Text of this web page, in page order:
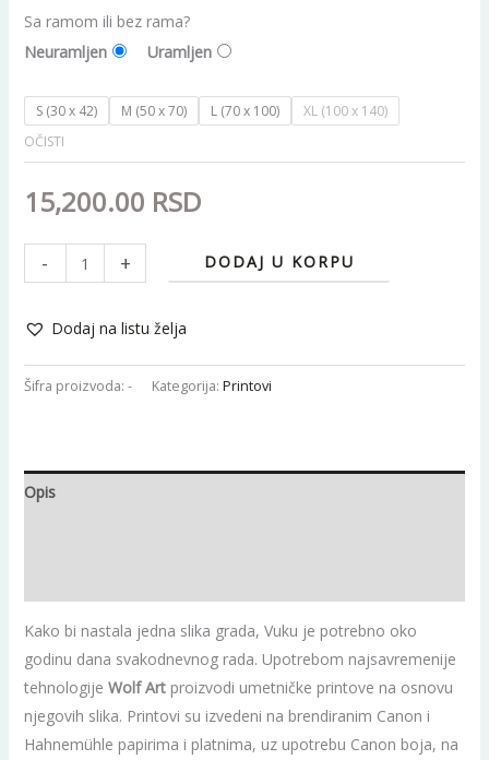
Sa ramom ili bez rama?
Neuramljen
Uramljen
S (30 x 42) M (50 x 70) L (70 x 100)
XL (100 x 140)
OČISTI
15,200.00 RSD
- + DODAJ U KORPU
Dodaj na listu želja
Šifra proizvoda: - Kategorija: Printovi
Opis
Kako bi nastala jedna slika grada, Vuku je potrebno oko
godinu dana svakodnevnog rada. Upotrebom najsavremenije
tehnologije Wolf Artproizvodi umetničke printove na osnovu
njegovih slika. Printovi su izvedeni na brendiranim Canon i
Hahnemühle papirima i platnima, uz upotrebu Canon boja, na